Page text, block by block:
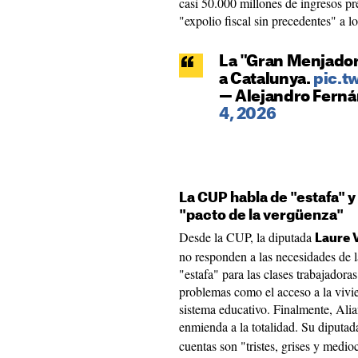
"expolio fiscal sin precedentes" a
La "Gran
a Catalunya.
— Alejandro
4, 2026
La CUP habla de "estafa"
"pacto de la vergüenza"
Desde la CUP, la diputada Laure
no responden a las necesidades
"estafa" para las clases
problemas como el acceso a la
sistema educativo. Finalmente,
enmienda a la totalidad. Su
cuentas son "tristes, grises y